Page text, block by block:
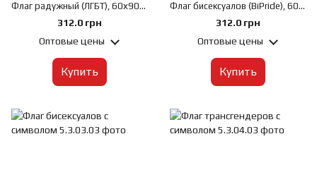
Флаг радужный (ЛГБТ), 60х90 см, Искусственный шелк 50 г/м², Сублимационная печать, односторонний, Карман под древко слева
312.0 грн
Оптовые цены
Купить
Флаг бисексуалов (BiPride), 60х90 см, Искусственный шелк 50 г/м², Сублимационная печать, односторонний, Карман под древко слева
312.0 грн
Оптовые цены
Купить